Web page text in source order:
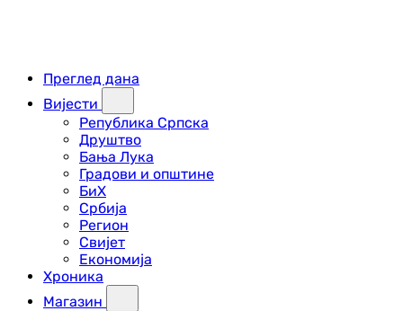
Преглед дана
Вијести
Република Српска
Друштво
Бања Лука
Градови и општине
БиХ
Србија
Регион
Свијет
Економија
Хроника
Магазин